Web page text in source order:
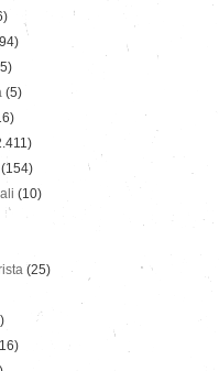
(5)
(154)
(10)
(25)